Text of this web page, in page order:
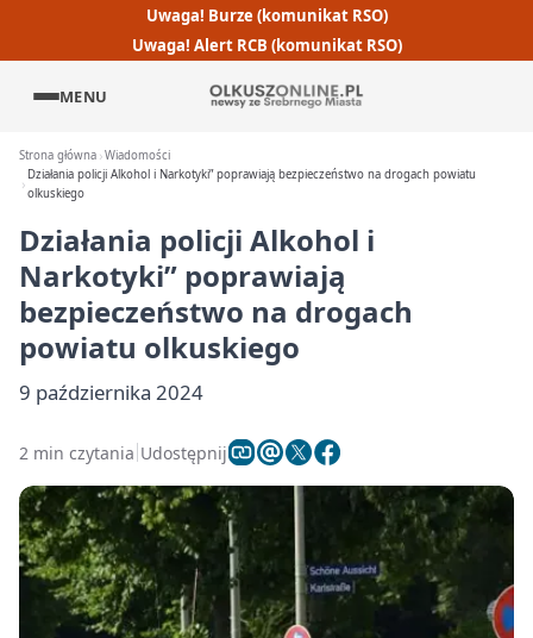
Uwaga! Burze (komunikat RSO)
Uwaga! Alert RCB (komunikat RSO)
MENU
Strona główna Wiadomości
Działania policji Alkohol i Narkotyki” poprawiają bezpieczeństwo na drogach powiatu
olkuskiego
Działania policji Alkohol i
Narkotyki” poprawiają
bezpieczeństwo na drogach
powiatu olkuskiego
9 października 2024
2 min czytania Udostępnij